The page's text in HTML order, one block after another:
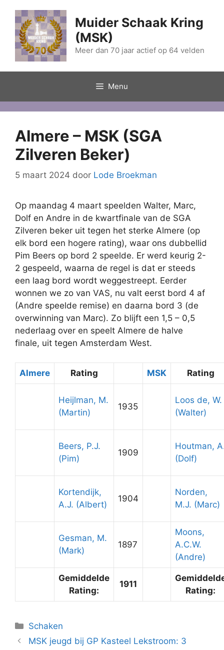
naar
inhoud
Muider Schaak Kring
(MSK)
Meer dan 70 jaar actief op 64 velden
Menu
Almere – MSK (SGA
Zilveren Beker)
5 maart 2024 door Lode Broekman
Op maandag 4 maart speelden Walter, Marc,
Dolf en Andre in de kwartfinale van de SGA
Zilveren beker uit tegen het sterke Almere (op
elk bord een hogere rating), waar ons dubbellid
Pim Beers op bord 2 speelde. Er werd keurig 2-
2 gespeeld, waarna de regel is dat er steeds
een laag bord wordt weggestreept. Eerder
wonnen we zo van VAS, nu valt eerst bord 4 af
(Andre speelde remise) en daarna bord 3 (de
overwinning van Marc). Zo blijft een 1,5 – 0,5
nederlaag over en speelt Almere de halve
finale, uit tegen Amsterdam West.
Almere Rating MSK Rating
Heijlman, M.
(Martin)
1935
Loos de, W.
(Walter)
Beers, P.J.
(Pim)
1909
Houtman,
(Dolf)
Kortendijk,
A.J. (Albert)
1904
Norden,
M.J. (Marc)
Gesman, M.
(Mark)
1897
Moons,
A.C.W.
(Andre)
Gemiddelde
Rating:
1911
Rating:
Categorieën
Schaken
MSK jeugd bij GP Kasteel Lekstroom: 3